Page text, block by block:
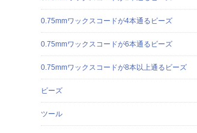
0.75mmワックスコードが4本通るビーズ
0.75mmワックスコードが6本通るビーズ
0.75mmワックスコードが8本以上通るビーズ
ビーズ
ツール